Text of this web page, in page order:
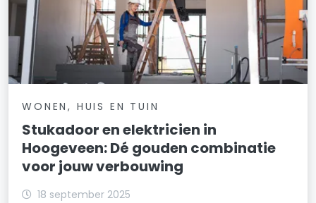
WONEN, HUIS EN TUIN
Stukadoor en elektricien in
Hoogeveen: Dé gouden combinatie
voor jouw verbouwing
18 september 2025